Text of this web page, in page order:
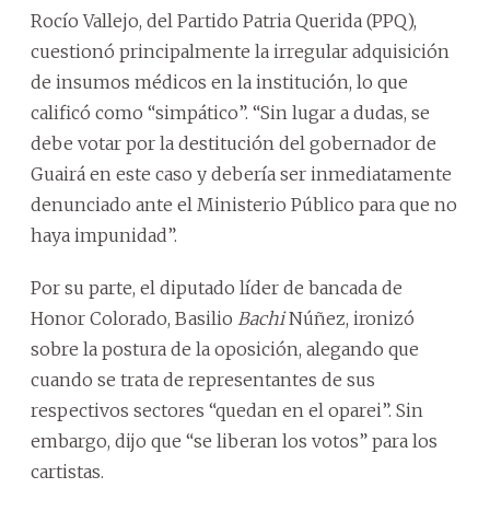
Rocío Vallejo, del Partido Patria Querida (PPQ),
cuestionó principalmente la irregular adquisición
de insumos médicos en la institución, lo que
calificó como “simpático”. “Sin lugar a dudas, se
debe votar por la destitución del gobernador de
Guairá en este caso y debería ser inmediatamente
denunciado ante el Ministerio Público para que no
haya impunidad”.
Por su parte, el diputado líder de bancada de
Honor Colorado, Basilio BachiNúñez, ironizó
sobre la postura de la oposición, alegando que
cuando se trata de representantes de sus
respectivos sectores “quedan en el oparei”. Sin
embargo, dijo que “se liberan los votos” para los
cartistas.